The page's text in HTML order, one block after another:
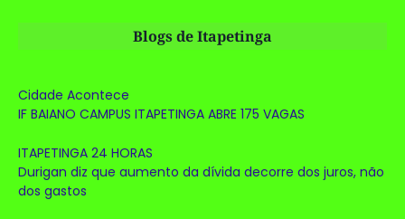
Blogs de Itapetinga
Cidade Acontece
IF BAIANO CAMPUS ITAPETINGA ABRE 175 VAGAS
ITAPETINGA 24 HORAS
Durigan diz que aumento da dívida decorre dos juros, não
dos gastos